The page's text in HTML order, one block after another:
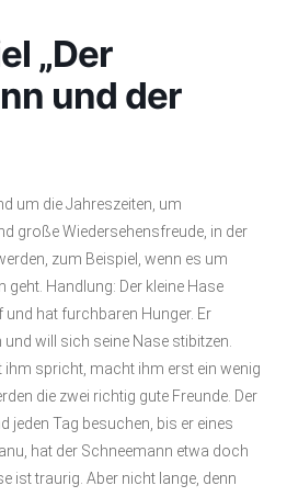
„Der
und der
um die Jahreszeiten, um
große Wiedersehensfreude, in der
zum Beispiel, wenn es um
geht. Handlung: Der kleine Hase
hat furchbaren Hunger. Er
will sich seine Nase stibitzen.
ihm spricht, macht ihm erst ein wenig
die zwei richtig gute Freunde. Der
jeden Tag besuchen, bis er eines
hat der Schneemann etwa doch
ist traurig. Aber nicht lange, denn